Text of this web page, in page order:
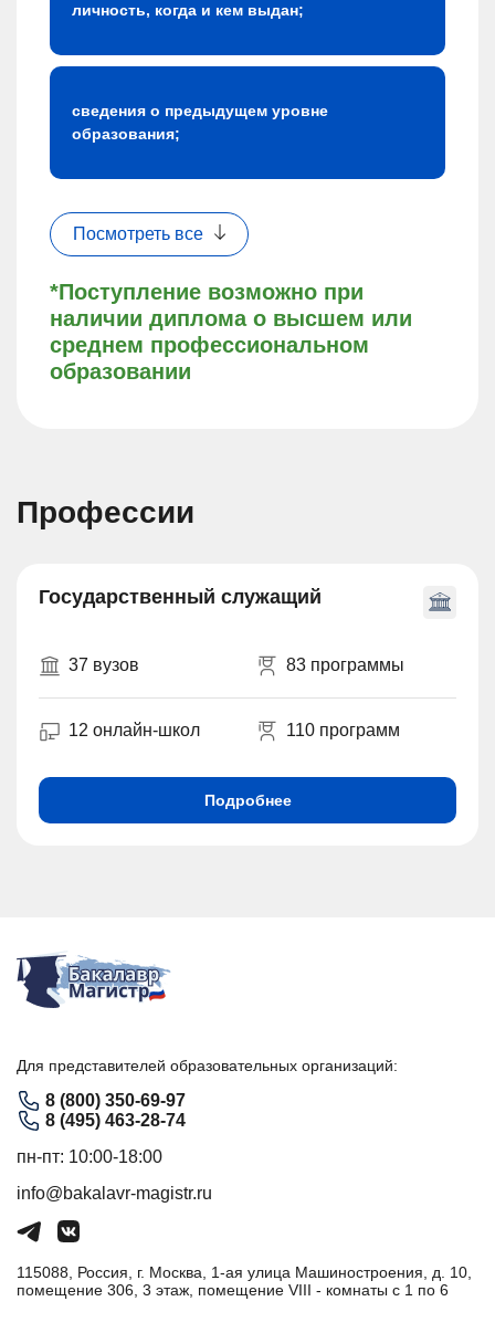
*Поступление возможно при
наличии диплома о высшем или
среднем профессиональном
образовании
личность, когда и кем выдан;
сведения о предыдущем уровне
образования;
Посмотреть все
Профессии
Государственный служащий
37 вузов 83 программы
12 онлайн-школ 110 программ
Подробнее
Для представителей образовательных организаций:
8 (800) 350-69-97
8 (495) 463-28-74
пн-пт: 10:00-18:00
info@bakalavr-magistr.ru
115088, Россия, г. Москва, 1-ая улица Машиностроения, д. 10,
помещение 306, 3 этаж, помещение VIII - комнаты с 1 по 6